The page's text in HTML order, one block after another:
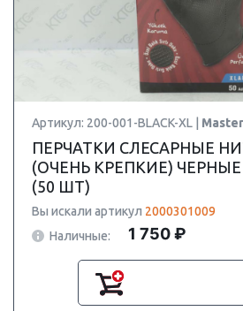
Артикул: 200-001-BLACK-XL |
ПЕРЧАТКИ СЛЕСАРНЫЕ
(ОЧЕНЬ КРЕПКИЕ) ЧЕРНЫЕ
(50 ШТ)
Вы искали артикул 2000301009
Наличные:
1 750 ₽